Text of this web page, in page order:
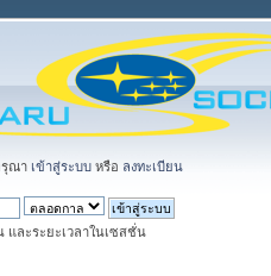
รุณา เข้าสู่ระบบ หรือ ลงทะเบียน
และระยะเวลาในเซสชั่น